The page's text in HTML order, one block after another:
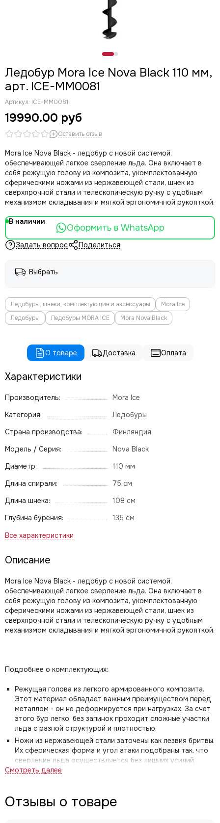
Ледобур Mora Ice Nova Black 110 мм,
арт. ICE-MM0081
Артикул: ICE-MM0081
19990.00 руб
Оставить отзыв
Mora Ice Nova Black - ледобур с новой системой,
обеспечивающей легкое сверление льда. Она включает в
себя режущую голову из композита, укомплектованную
сферическими ножами из нержавеющей стали, шнек из
cверхпрочной стали и телескопическую ручку с удобным
механизмом складывания и мягкой эргономичной рукояткой.
В наличии
Оформить в WhatsApp
Задать вопрос Поделиться
Выбрать
Ледобуры, шнеки, комплектующие и аксессуары
Mora Ice
Ледобуры
Ледобуры MORA ICE Mora Nova Black
О товаре Доставка Оплата
Характеристики
Производитель:
Mora Ice
Категория:
Ледобуры
Страна производства:
Финляндия
Модель / Серия:
Nova Black
Диаметр:
110 мм
Длина спирали:
75 см
Длина шнека:
108 см
Глубина бурения:
135 см
Описание
Mora Ice Nova Black - ледобур с новой системой,
обеспечивающей легкое сверление льда. Она включает в
себя режущую голову из композита, укомплектованную
сферическими ножами из нержавеющей стали, шнек из
cверхпрочной стали и телескопическую ручку с удобным
механизмом складывания и мягкой эргономичной рукояткой.
Подробнее о комплектующих:
Режущая голова из легкого армированного композита.
Этот материал обладает важным преимуществом перед
металлом - он не деформируется при нагрузках. За счет
этого бур легко, без запинок проходит сложные участки
льда с разной структурой и плотностью.
Ножи из нержавеющей стали заточены как лезвия бритвы.
Их сферическая форма и угол атаки подобраны так, что
сверление льда осуществляется без лишних усилий.
Шнек сделан из стали повышенной прочности. Ее
22 мм. Это дает возможность использовать его с
Отзывы о товаре